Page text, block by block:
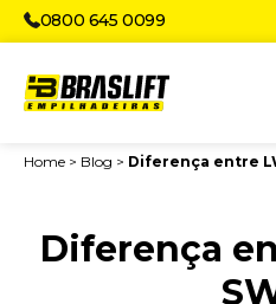
0800 645 0099
Home > Blog > Diferença entre
Diferença